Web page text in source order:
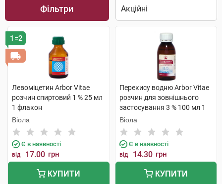
Препарати від пролежнів
Препарати для лікування свербежу
Препарати при псоріазі, екземі
Протигрибкові препарати для зовнішнього
застосування
Фільтри
1=2
Левоміцетин Arbor Vitae
розчин спиртовий 1 % 25 мл
1 флакон
Віола
Є в наявності
від 17.00 грн
КУПИТИ
Перекису водню Arbor Vitae
розчин для зовнішнього
застосування 3 % 100 мл 1
флакон
Віола
Є в наявності
від 14.30 грн
КУПИТИ